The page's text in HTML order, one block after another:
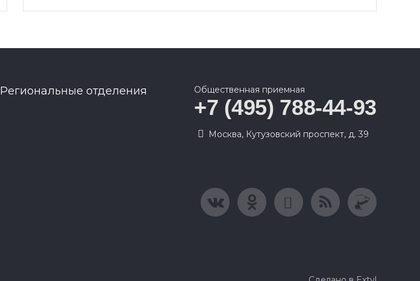
Региональные отделения Общественная приемная
+7 (495) 788-44-93
Москва, Кутузовский проспект, д. 39